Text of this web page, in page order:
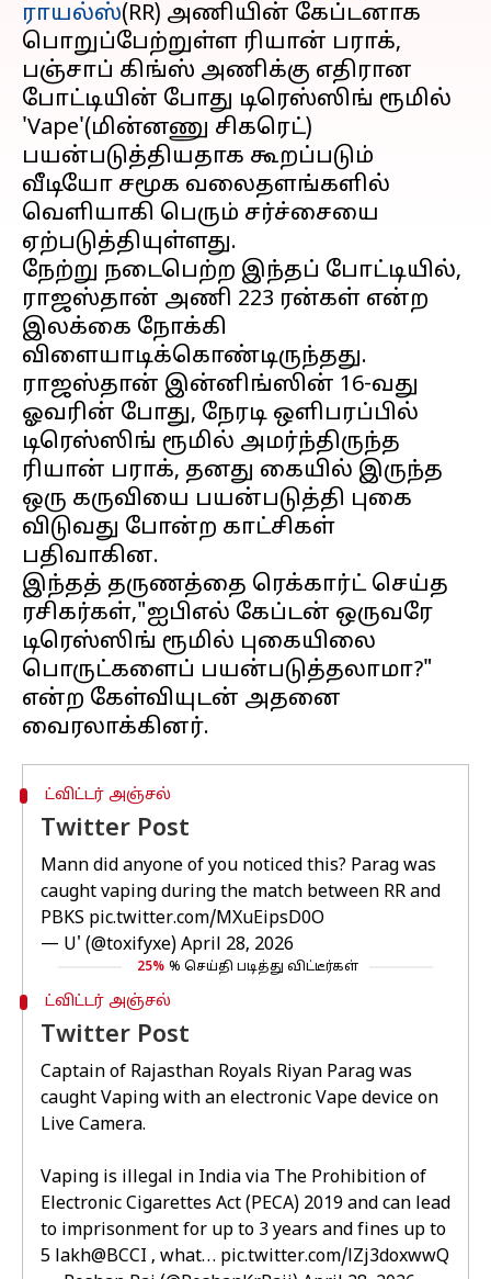
ராயல்ஸ்(RR) அணியின் கேப்டனாக
பொறுப்பேற்றுள்ள ரியான் பராக்,
பஞ்சாப் கிங்ஸ் அணிக்கு எதிரான
போட்டியின் போது டிரெஸ்ஸிங் ரூமில்
'Vape'(மின்னணு சிகரெட்)
பயன்படுத்தியதாக கூறப்படும்
வீடியோ சமூக வலைதளங்களில்
வெளியாகி பெரும் சர்ச்சையை
ஏற்படுத்தியுள்ளது.
நேற்று நடைபெற்ற இந்தப் போட்டியில்,
ராஜஸ்தான் அணி 223 ரன்கள் என்ற
இலக்கை நோக்கி
விளையாடிக்கொண்டிருந்தது.
ராஜஸ்தான் இன்னிங்ஸின் 16-வது
ஓவரின் போது, நேரடி ஒளிபரப்பில்
டிரெஸ்ஸிங் ரூமில் அமர்ந்திருந்த
ரியான் பராக், தனது கையில் இருந்த
ஒரு கருவியை பயன்படுத்தி புகை
விடுவது போன்ற காட்சிகள்
பதிவாகின.
இந்தத் தருணத்தை ரெக்கார்ட் செய்த
ரசிகர்கள்,"ஐபிஎல் கேப்டன் ஒருவரே
டிரெஸ்ஸிங் ரூமில் புகையிலை
பொருட்களைப் பயன்படுத்தலாமா?"
என்ற கேள்வியுடன் அதனை
ட்விட்டர் அஞ்சல்
Twitter Post
Mann did anyone of you noticed this? Parag was
caught vaping during the match between RR and
PBKS pic.twitter.com/MXuEipsD0O
— U' (@toxifyxe) April 28, 2026
25% % செய்தி படித்து விட்டீர்கள்
ட்விட்டர் அஞ்சல்
Twitter Post
Captain of Rajasthan Royals Riyan Parag was
caught Vaping with an electronic Vape device on
Live Camera.
Vaping is illegal in India via The Prohibition of
Electronic Cigarettes Act (PECA) 2019 and can lead
to imprisonment for up to 3 years and fines up to
₹5 lakh@BCCI , what… pic.twitter.com/lZj3doxwwQ